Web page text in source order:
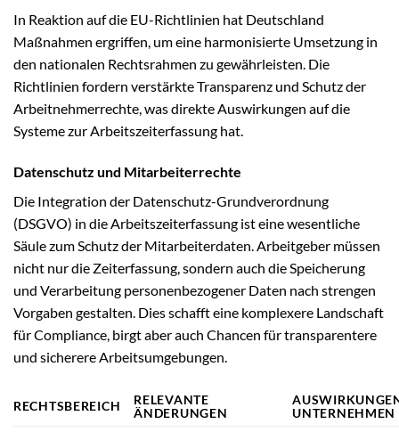
In Reaktion auf die EU-Richtlinien hat Deutschland
Maßnahmen ergriffen, um eine harmonisierte Umsetzung in
den nationalen Rechtsrahmen zu gewährleisten. Die
Richtlinien fordern verstärkte Transparenz und Schutz der
Arbeitnehmerrechte, was direkte Auswirkungen auf die
Systeme zur Arbeitszeiterfassung hat.
Datenschutz und Mitarbeiterrechte
Die Integration der Datenschutz-Grundverordnung
(DSGVO) in die Arbeitszeiterfassung ist eine wesentliche
Säule zum Schutz der Mitarbeiterdaten. Arbeitgeber müssen
nicht nur die Zeiterfassung, sondern auch die Speicherung
und Verarbeitung personenbezogener Daten nach strengen
Vorgaben gestalten. Dies schafft eine komplexere Landschaft
für Compliance, birgt aber auch Chancen für transparentere
und sicherere Arbeitsumgebungen.
RECHTSBEREICH
RELEVANTE
ÄNDERUNGEN
UNTERNEHMEN